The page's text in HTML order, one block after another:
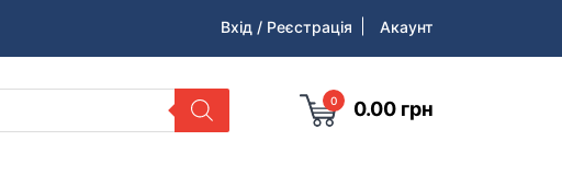
Вхід / Реєстрація Акаунт
0 0.00 грн